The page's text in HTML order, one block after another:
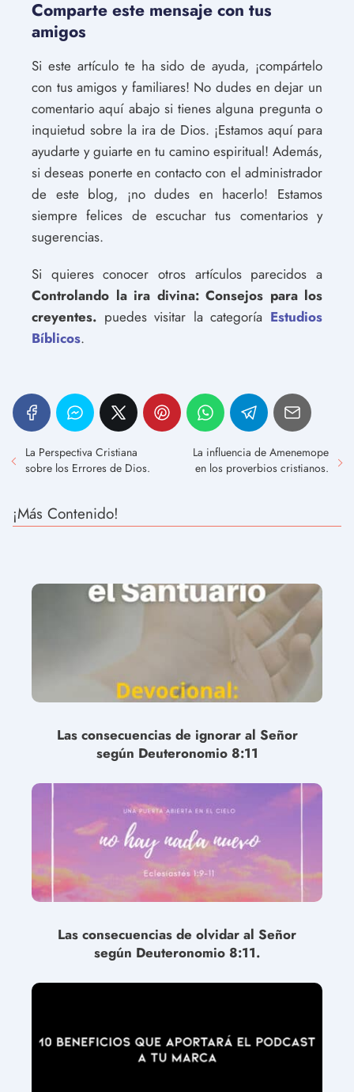
Comparte este mensaje con tus
amigos
Si este artículo te ha sido de ayuda, ¡compártelo
con tus amigos y familiares! No dudes en dejar un
comentario aquí abajo si tienes alguna pregunta o
inquietud sobre la ira de Dios. ¡Estamos aquí para
ayudarte y guiarte en tu camino espiritual! Además,
si deseas ponerte en contacto con el administrador
de este blog, ¡no dudes en hacerlo! Estamos
siempre felices de escuchar tus comentarios y
sugerencias.
Si quieres conocer otros artículos parecidos a
Controlando la ira divina: Consejos para los
creyentes. puedes visitar la categoría Estudios
Bíblicos.
La Perspectiva Cristiana
sobre los Errores de Dios.
La influencia de Amenemope
en los proverbios cristianos.
¡Más Contenido!
Las consecuencias de ignorar al Señor
según Deuteronomio 8:11
Las consecuencias de olvidar al Señor
según Deuteronomio 8:11.